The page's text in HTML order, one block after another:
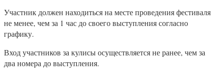
Участник должен находиться на месте проведения фестиваля
не менее, чем за 1 час до своего выступления согласно
графику.
Вход участников за кулисы осуществляется не ранее, чем за
два номера до выступления.